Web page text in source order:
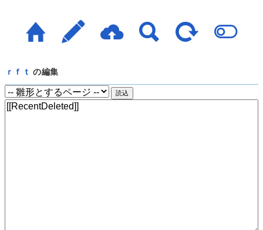
ｒｆｔ の編集